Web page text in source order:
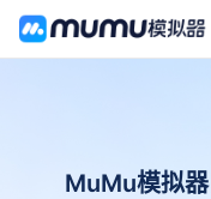
MuMu模拟器